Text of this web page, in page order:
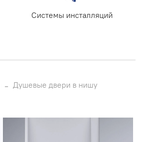
Системы инсталляций
Душевые двери в нишу